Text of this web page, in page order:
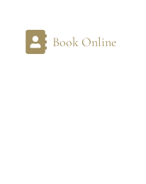
Book Online